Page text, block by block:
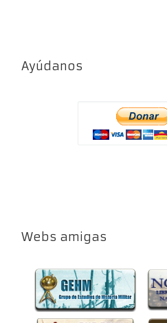
Ayúdanos
Webs amigas